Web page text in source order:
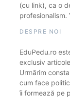
(cu link), ca o
profesionalism.
DESPRE NOI
EduPedu.ro
exclusiv
Urmărim
cum face
îi formează pe